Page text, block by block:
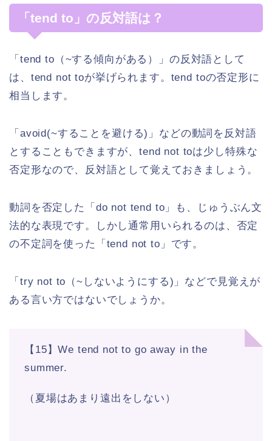
「tend to」の反対語は？
「tend to（~する傾向がある）」の反対語として
は、tend not toが挙げられます。tend toの否定形に
相当します。
「avoid(~することを避ける)」などの動詞を反対語
とすることもできますが、tend not toは少し特殊な
否定形なので、反対語として覚えておきましょう。
動詞を否定した「do not tend to」も、じゅうぶん文
法的な表現です。しかし通常用いられるのは、否定
の不定詞を使った「tend not to」です。
「try not to（~しないようにする)」などで見覚えが
ある言い方ではないでしょうか。
【15】We tend not to go away in the
summer.
（夏場はあまり遠出をしない）